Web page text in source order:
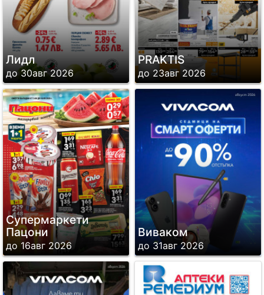
Лидл
до 30авг 2026
PRAKTIS
до 23авг 2026
Супермаркети
Пацони
до 16авг 2026
Виваком
до 31авг 2026